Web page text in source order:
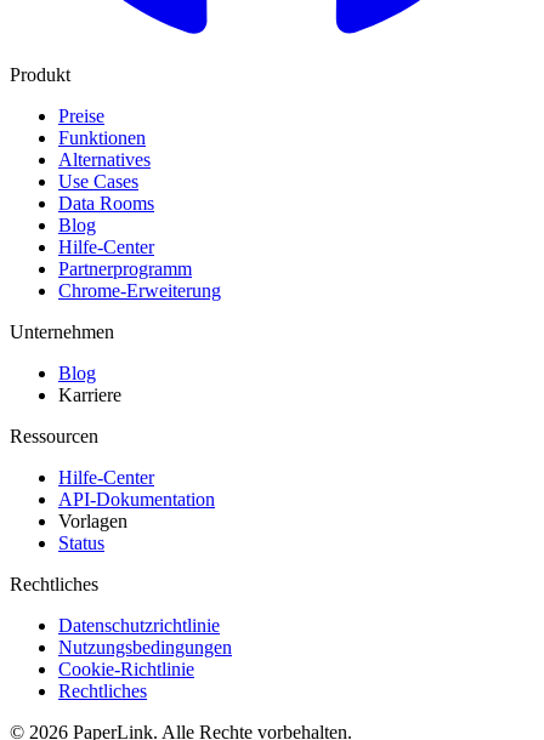
Produkt
Preise
Funktionen
Alternatives
Use Cases
Data Rooms
Blog
Hilfe-Center
Partnerprogramm
Chrome-Erweiterung
Unternehmen
Blog
Karriere
Ressourcen
Hilfe-Center
API-Dokumentation
Vorlagen
Status
Rechtliches
Datenschutzrichtlinie
Nutzungsbedingungen
Cookie-Richtlinie
Rechtliches
© 2026 PaperLink. Alle Rechte vorbehalten.